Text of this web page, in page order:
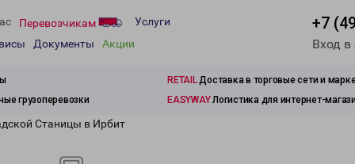
Перевозчикам
Услуги
Документы Акции
+7
Вход
RETAILДоставка в торговые сети и
грузоперевозки EASYWAYЛогистика для интернет-
Станицы в Ирбит